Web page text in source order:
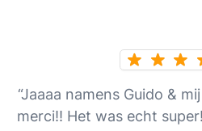
“Jaaaa namens Guido &
merci!! Het was echt